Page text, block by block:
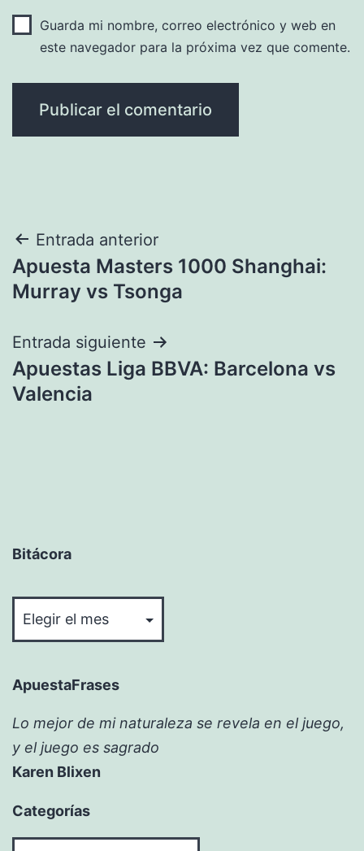
Guarda mi nombre, correo electrónico y web en
este navegador para la próxima vez que comente.
Navegación
de
Entrada anterior
Apuesta Masters 1000 Shanghai:
Murray vs Tsonga
Entrada siguiente
Apuestas Liga BBVA: Barcelona vs
Valencia
Bitácora
ApuestaFrases
Lo mejor de mi naturaleza se revela en el juego,
y el juego es sagrado
Karen Blixen
Categorías